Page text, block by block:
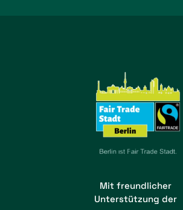
Mit freundlicher
Unterstützung der